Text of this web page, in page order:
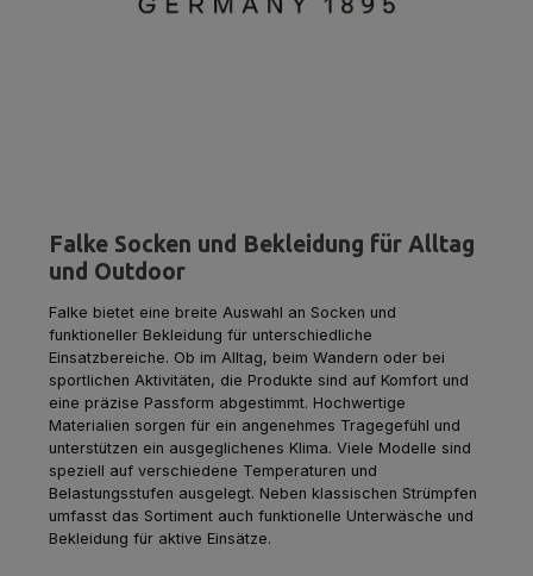
Falke Socken und Bekleidung für Alltag
und Outdoor
Falke bietet eine breite Auswahl an Socken und
funktioneller Bekleidung für unterschiedliche
Einsatzbereiche. Ob im Alltag, beim Wandern oder bei
sportlichen Aktivitäten, die Produkte sind auf Komfort und
eine präzise Passform abgestimmt. Hochwertige
Materialien sorgen für ein angenehmes Tragegefühl und
unterstützen ein ausgeglichenes Klima. Viele Modelle sind
speziell auf verschiedene Temperaturen und
Belastungsstufen ausgelegt. Neben klassischen Strümpfen
umfasst das Sortiment auch funktionelle Unterwäsche und
Bekleidung für aktive Einsätze.